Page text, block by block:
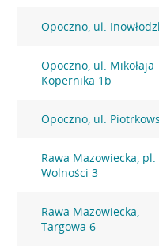
Opoczno, ul.
Opoczno, ul. Mikołaja
Kopernika 1b
Opoczno, ul.
Rawa Mazowiecka, pl.
Wolności 3
Rawa Mazowiecka,
Targowa 6